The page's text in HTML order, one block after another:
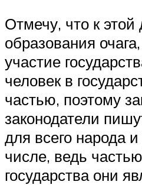
Отмечу, что к
образования
участие
человек в
частью, поэтому
законодатели
для всего народа
числе, ведь
государства они